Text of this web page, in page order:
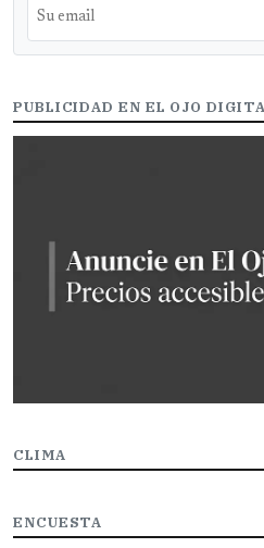
PUBLICIDAD EN EL OJO
CLIMA
ENCUESTA